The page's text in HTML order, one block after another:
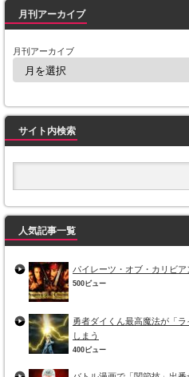
月刊アーカイブ
月刊アーカイブ
サイト内検索
人気記事一覧
パイレーツ・オブ・カリビ
500ビュー
勇者ダイくん最高魔法が「
しまう
400ビュー